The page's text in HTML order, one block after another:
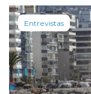
Entrevistas